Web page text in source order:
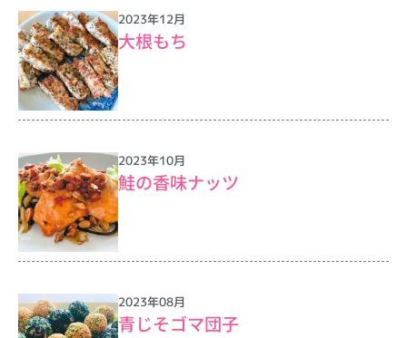
2023年12月
大根もち
2023年10月
鮭の香味ナッツ
2023年08月
⻘じそゴマ団子